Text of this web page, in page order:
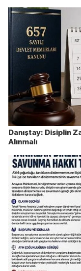
Danıştay: Disiplin
Alınmalı